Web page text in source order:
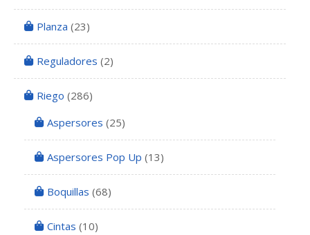
Planza (23)
Reguladores (2)
Riego (286)
Aspersores (25)
Aspersores Pop Up (13)
Boquillas (68)
Cintas (10)